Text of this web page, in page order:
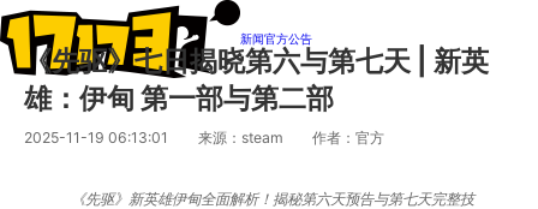
新闻官方公告
《先驱》七日揭晓第六与第七天 | 新英
雄：伊甸 第一部与第二部
2025-11-19 06:13:01 来源：steam 作者：官方
《先驱》新英雄伊甸全面解析！揭秘第六天预告与第七天完整技